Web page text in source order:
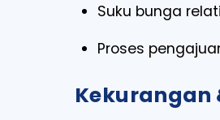
Suku bunga
Proses
Kekurangan